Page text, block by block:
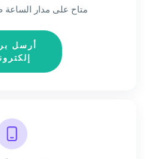
متاح على مدار الساعة
أرسل